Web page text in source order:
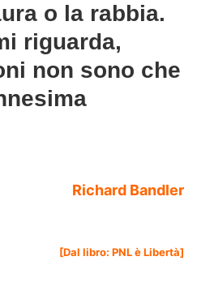
o la rabbia.
riguarda,
non sono che
Richard Bandler
[Dal libro: PNL è Libertà]